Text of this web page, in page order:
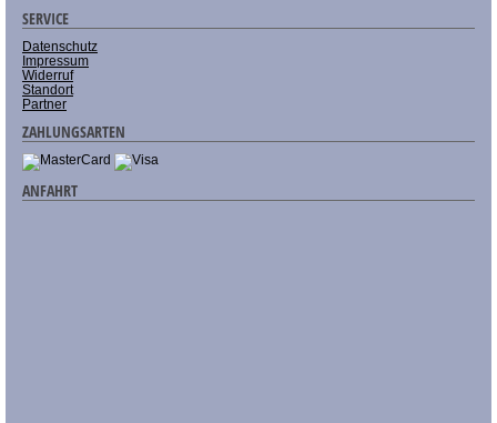
SERVICE
Datenschutz
Impressum
Widerruf
Standort
Partner
ZAHLUNGSARTEN
ANFAHRT